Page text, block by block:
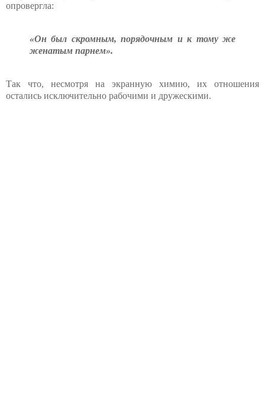
опровергла:
«Он был скромным, порядочным и к тому же
женатым парнем».
Так что, несмотря на экранную химию, их отношения
остались исключительно рабочими и дружескими.